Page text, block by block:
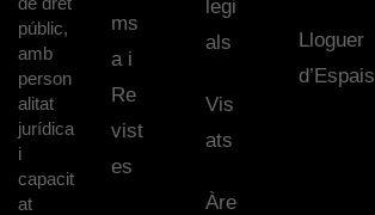
públic,
amb
person
alitat
jurídica
i
capacit
at
ms
a i
Re
vist
es
legi
als
Vis
ats
Àre
Lloguer
d’Espais